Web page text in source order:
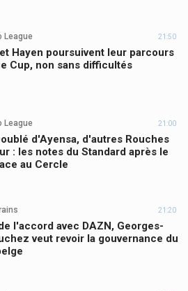
League 21:50
Hayen poursuivent leur parcours
Cup, non sans difficultés
League 21:00
d'Ayensa, d'autres Rouches
: les notes du Standard après le
au Cercle
21:20
l'accord avec DAZN, Georges-
veut revoir la gouvernance du